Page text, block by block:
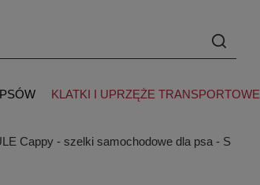
KLATKI I UPRZĘŻE TRANSPORTOWE
Cappy - szelki samochodowe dla psa - S